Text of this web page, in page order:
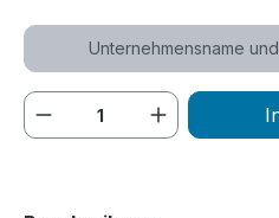
Unternehmensname
Produkt Anzahl: